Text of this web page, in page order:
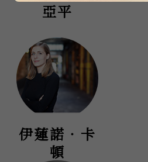
亞平
伊蓮諾‧卡
頓